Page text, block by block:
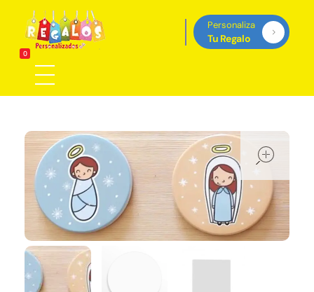
Tienda de regalos personalizados en Panama, perfectos para cada ocasión.
Personaliza
Tu Regalo
0